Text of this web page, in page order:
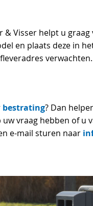
Visser helpt u
en plaats deze in
bestrating? Dan
vraag hebben of u
e-mail sturen naar